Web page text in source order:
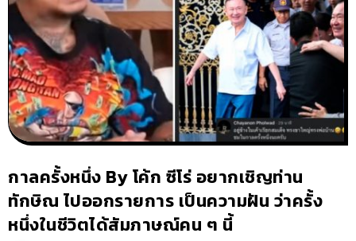
กาลครั้งหนึ่ง By โค้ก ซีโร่ อยากเชิญท่าน
ทักษิณ ไปออกรายการ เป็นความฝัน ว่าครั้ง
หนึ่งในชีวิตได้สัมภาษณ์คน ๆ นี้